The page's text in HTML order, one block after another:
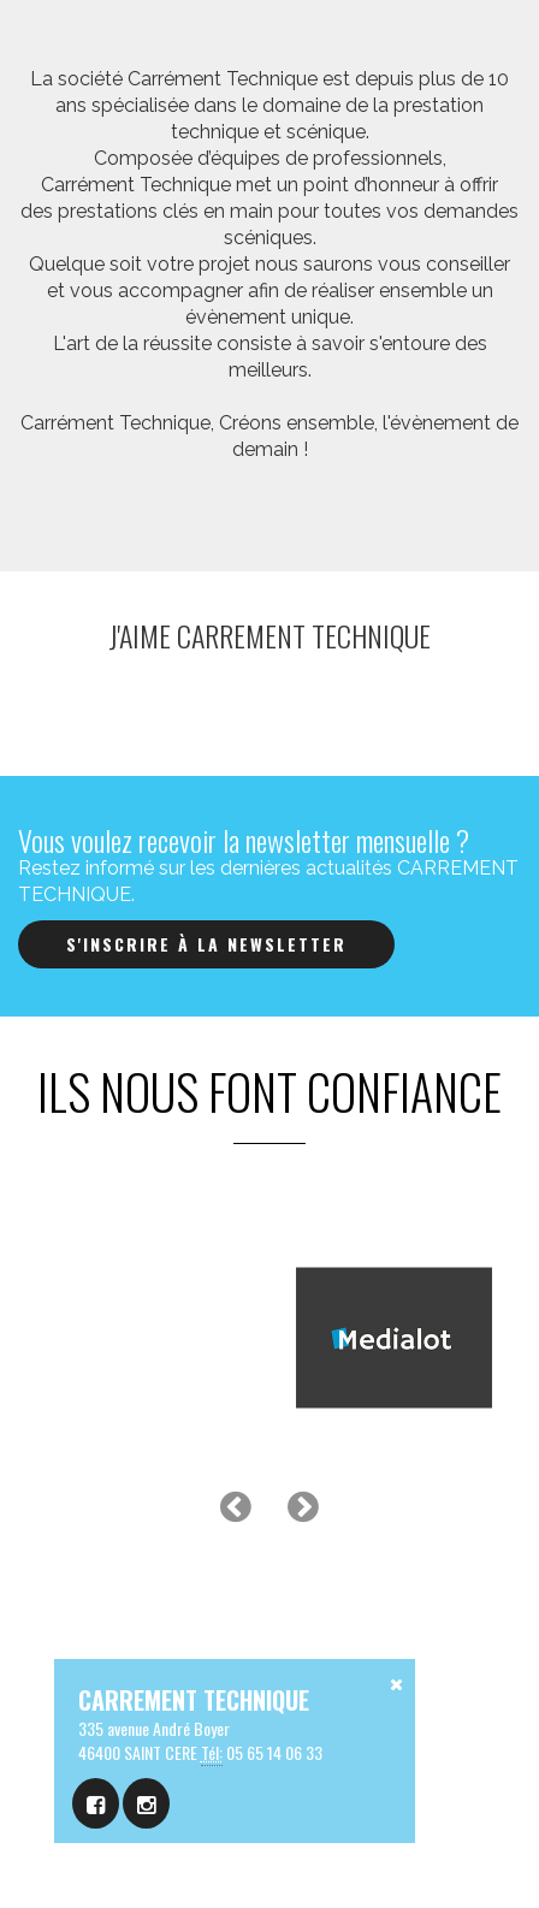
La société Carrément Technique est depuis plus de 10
ans spécialisée dans le domaine de la prestation
technique et scénique.
Composée d’équipes de professionnels,
Carrément Technique met un point d’honneur à offrir
des prestations clés en main pour toutes vos demandes
scéniques.
Quelque soit votre projet nous saurons vous conseiller
et vous accompagner afin de réaliser ensemble un
évènement unique.
L'art de la réussite consiste à savoir s'entoure des
meilleurs.
Carrément Technique, Créons ensemble, l'évènement de
demain !
J'AIME CARREMENT TECHNIQUE
Vous voulez recevoir la newsletter mensuelle ?
Restez informé sur les dernières actualités CARREMENT
TECHNIQUE.
S'INSCRIRE À LA NEWSLETTER
ILS NOUS FONT CONFIANCE
CARREMENT TECHNIQUE
335 avenue André Boyer
46400 SAINT CERETél:05 65 14 06 33